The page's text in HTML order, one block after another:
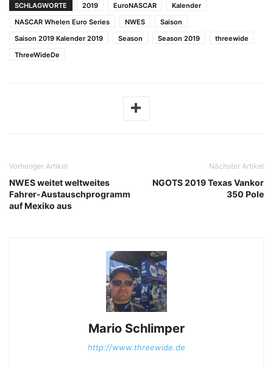
SCHLAGWORTE 2019 EuroNASCAR
Kalender
NASCAR Whelen Euro Series
NWES
Saison
Saison 2019 Kalender 2019
Season Season 2019
threewide
ThreeWideDe
Vorheriger Artikel
NWES weitet weltweites
Fahrer-Austauschprogramm
auf Mexiko aus
Nächster Artikel
NGOTS 2019 Texas Vankor
350 Pole
Mario Schlimper
http://www.threewide.de